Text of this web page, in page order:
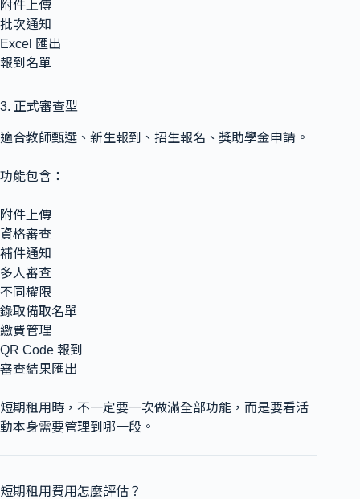
附件上傳
批次通知
Excel 匯出
報到名單
3. 正式審查型
適合教師甄選、新生報到、招生報名、獎助學金申請。
功能包含：
附件上傳
資格審查
補件通知
多人審查
不同權限
錄取備取名單
繳費管理
QR Code 報到
審查結果匯出
短期租用時，不一定要一次做滿全部功能，而是要看活
動本身需要管理到哪一段。
短期租用費用怎麼評估？